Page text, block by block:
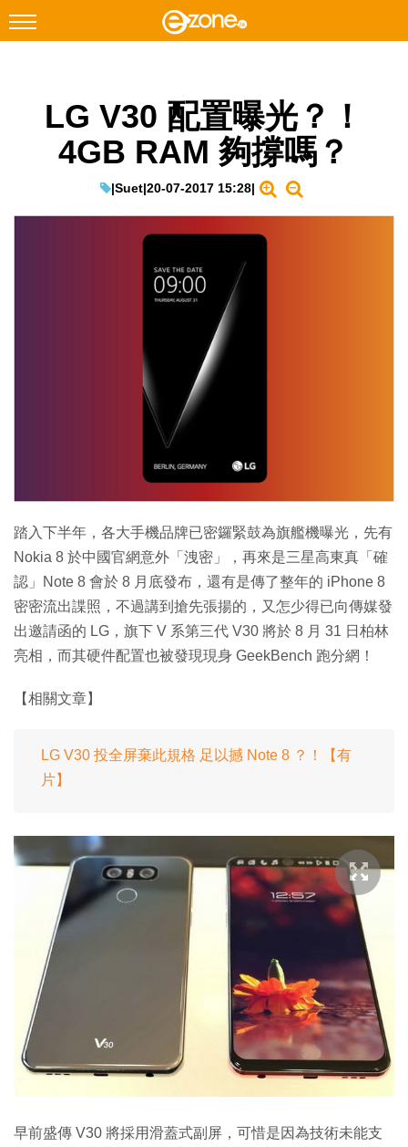
Facebook Instagram
科技焦點
遊戲動漫
Enterprise Digital Transformation
LG V30 配置曝光？！
4GB RAM 夠撐嗎？
|Suet|20-07-2017 15:28|
踏入下半年，各大手機品牌已密鑼緊鼓為旗艦機曝光，先有
Nokia 8 於中國官網意外「洩密」，再來是三星高東真「確
認」Note 8 會於 8 月底發布，還有是傳了整年的 iPhone 8
密密流出諜照，不過講到搶先張揚的，又怎少得已向傳媒發
出邀請函的 LG，旗下 V 系第三代 V30 將於 8 月 31 日柏林
亮相，而其硬件配置也被發現現身 GeekBench 跑分網！
【相關文章】
LG V30 投全屏棄此規格 足以撼 Note 8 ？！【有
片】
早前盛傳 V30 將採用滑蓋式副屏，可惜是因為技術未能支